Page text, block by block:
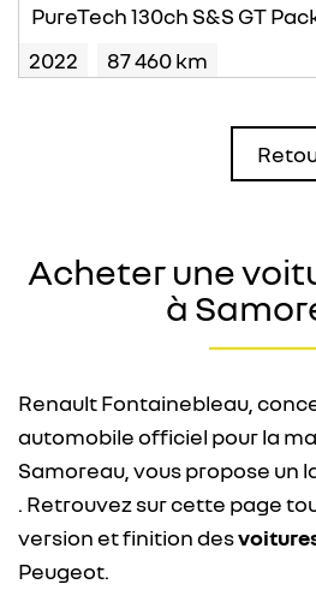
PureTech 130ch S&S GT
2022
87 460 km
Acheter une
à
Renault Fontainebleau,
automobile officiel pour la
Samoreau, vous propose un
. Retrouvez sur cette page
version et finition des
Peugeot.